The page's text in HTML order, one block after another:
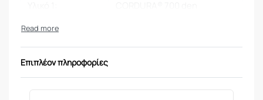
Επιπλέον πληροφορίες